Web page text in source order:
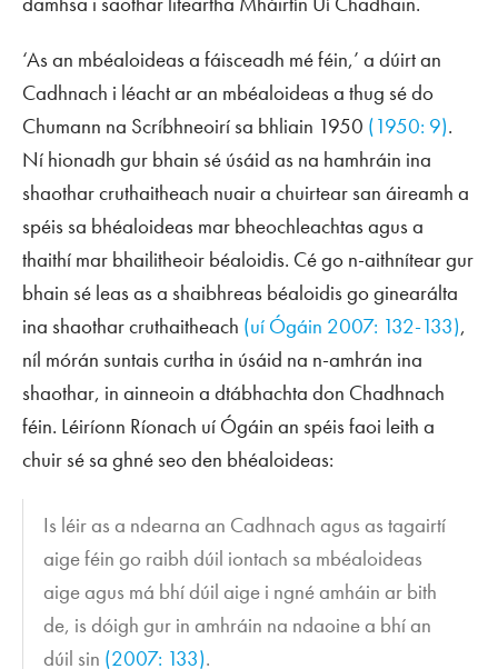
‘As an mbéaloideas a fáisceadh mé féin,’ a dúirt an
Cadhnach i léacht ar an mbéaloideas a thug sé do
Chumann na Scríbhneoirí sa bhliain 1950 (1950: 9).
Ní hionadh gur bhain sé úsáid as na hamhráin ina
shaothar cruthaitheach nuair a chuirtear san áireamh a
spéis sa bhéaloideas mar bheochleachtas agus a
thaithí mar bhailitheoir béaloidis. Cé go n-aithnítear gur
bhain sé leas as a shaibhreas béaloidis go ginearálta
ina shaothar cruthaitheach (uí Ógáin 2007: 132-133),
níl mórán suntais curtha in úsáid na n-amhrán ina
shaothar, in ainneoin a dtábhachta don Chadhnach
féin. Léiríonn Ríonach uí Ógáin an spéis faoi leith a
chuir sé sa ghné seo den bhéaloideas:
Is léir as a ndearna an Cadhnach agus as tagairtí
aige féin go raibh dúil iontach sa mbéaloideas
aige agus má bhí dúil aige i ngné amháin ar bith
de, is dóigh gur in amhráin na ndaoine a bhí an
dúil sin (2007: 133).